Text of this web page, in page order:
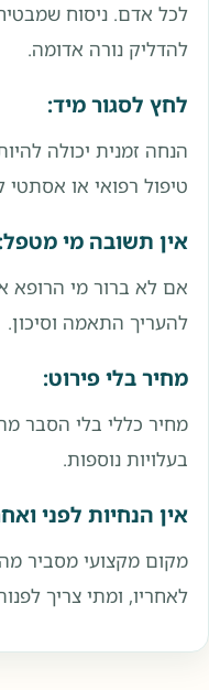
לכל אדם. ניסוח
להדליק נורה אדומה.
לחץ לסגור מיד:
הנחה זמנית יכולה
טיפול רפואי או
אין תשובה מי מטפל:
אם לא ברור מי הרופא
להעריך התאמה וסיכון.
מחיר בלי פירוט:
מחיר כללי בלי הסבר
בעלויות נוספות.
אין הנחיות לפני
מקום מקצועי מסביר
לאחריו, ומתי צריך